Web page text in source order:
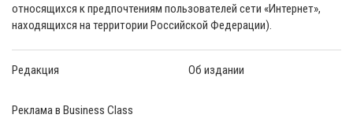
относящихся к предпочтениям пользователей сети «Интернет»,
находящихся на территории Российской Федерации).
Редакция Об издании
Реклама в Business Class